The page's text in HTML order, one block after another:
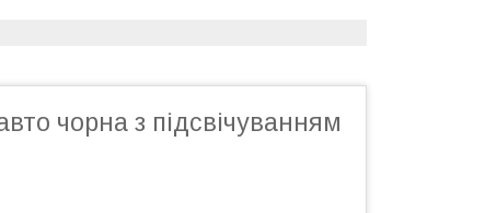
чорна з підсвічуванням